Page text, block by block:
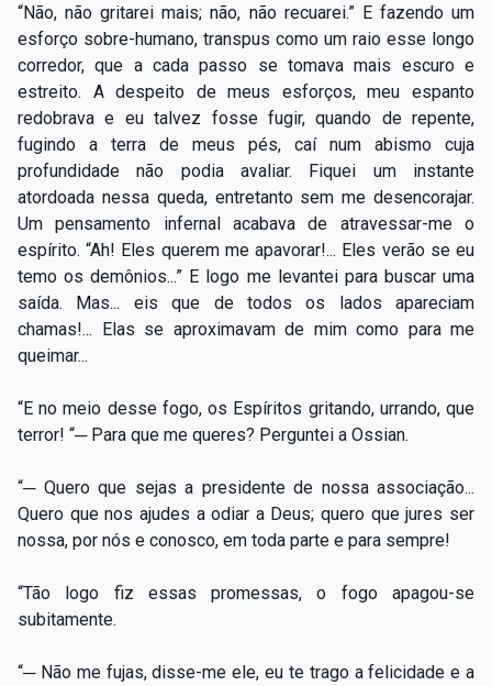
“Não, não gritarei mais; não, não recuarei.” E fazendo um
esforço sobre-humano, transpus como um raio esse longo
corredor, que a cada passo se tomava mais escuro e
estreito. A despeito de meus esforços, meu espanto
redobrava e eu talvez fosse fugir, quando de repente,
fugindo a terra de meus pés, caí num abismo cuja
profundidade não podia avaliar. Fiquei um instante
atordoada nessa queda, entretanto sem me desencorajar.
Um pensamento infernal acabava de atravessar-me o
espírito. “Ah! Eles querem me apavorar!... Eles verão se eu
temo os demônios...” E logo me levantei para buscar uma
saída. Mas... eis que de todos os lados apareciam
chamas!... Elas se aproximavam de mim como para me
queimar...
“E no meio desse fogo, os Espíritos gritando, urrando, que
terror! “─ Para que me queres? Perguntei a Ossian.
“─ Quero que sejas a presidente de nossa associação...
Quero que nos ajudes a odiar a Deus; quero que jures ser
nossa, por nós e conosco, em toda parte e para sempre!
“Tão logo fiz essas promessas, o fogo apagou-se
subitamente.
“─ Não me fujas, disse-me ele, eu te trago a felicidade e a